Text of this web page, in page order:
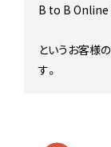
B to B Online
というお客様
す。